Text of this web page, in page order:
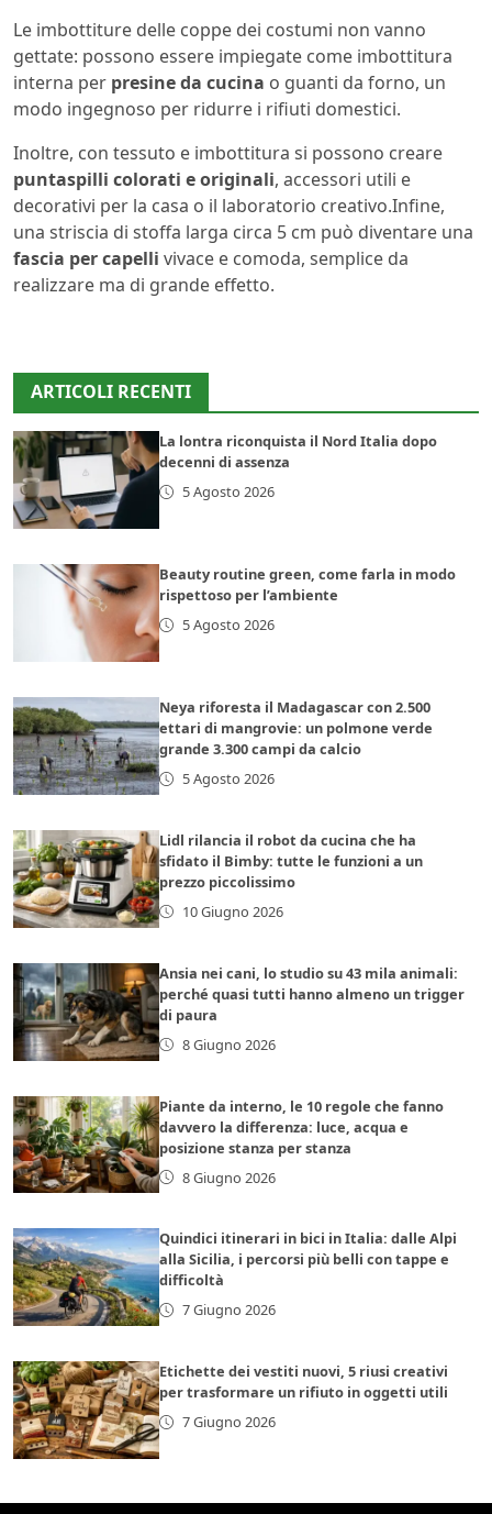
Le imbottiture delle coppe dei costumi non vanno
gettate: possono essere impiegate come imbottitura
interna per presine da cucina o guanti da forno, un
modo ingegnoso per ridurre i rifiuti domestici.
Inoltre, con tessuto e imbottitura si possono creare
puntaspilli colorati e originali, accessori utili e
decorativi per la casa o il laboratorio creativo.Infine,
una striscia di stoffa larga circa 5 cm può diventare una
fascia per capelli vivace e comoda, semplice da
realizzare ma di grande effetto.
ARTICOLI RECENTI
La lontra riconquista il Nord Italia dopo
decenni di assenza
5 Agosto 2026
Beauty routine green, come farla in modo
rispettoso per l’ambiente
5 Agosto 2026
Neya riforesta il Madagascar con 2.500
ettari di mangrovie: un polmone verde
grande 3.300 campi da calcio
5 Agosto 2026
Lidl rilancia il robot da cucina che ha
sfidato il Bimby: tutte le funzioni a un
prezzo piccolissimo
10 Giugno 2026
Ansia nei cani, lo studio su 43 mila animali:
perché quasi tutti hanno almeno un trigger
di paura
8 Giugno 2026
Piante da interno, le 10 regole che fanno
davvero la differenza: luce, acqua e
posizione stanza per stanza
8 Giugno 2026
Quindici itinerari in bici in Italia: dalle Alpi
alla Sicilia, i percorsi più belli con tappe e
difficoltà
7 Giugno 2026
Etichette dei vestiti nuovi, 5 riusi creativi
per trasformare un rifiuto in oggetti utili
7 Giugno 2026